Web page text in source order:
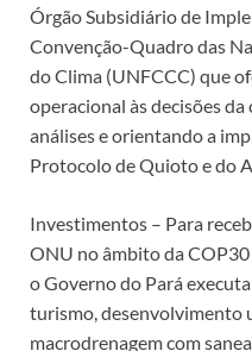
Órgão Subsidiário de
Convenção-Quadro das
do Clima (UNFCCC) que
operacional às decisões
análises e orientando a
Protocolo de Quioto e do
Investimentos – Para
ONU no âmbito da
o Governo do Pará
turismo, desenvolvimento
macrodrenagem com